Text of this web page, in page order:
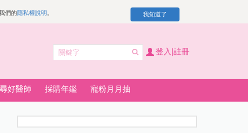
們的隱私權說明 。 我知道了
登入|註冊
好醫師 採購年鑑 寵粉月月抽